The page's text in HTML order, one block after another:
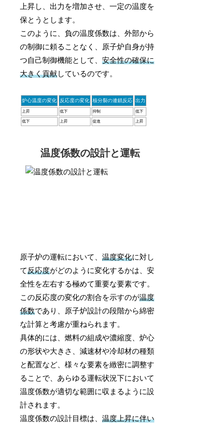
上昇し、出力を増加させ、一定の温度を
保とうとします。
このように、負の温度係数は、外部から
の制御に頼ることなく、原子炉自身が持
つ自己制御機能として、安全性の確保に
大きく貢献しているのです。
炉心温度の変化 反応度の変化 核分裂の連鎖反応 出力
上昇 低下 抑制 低下
低下 上昇 促進 上昇
温度係数の設計と運転
原子炉の運転において、温度変化に対し
て反応度がどのように変化するかは、安
全性を左右する極めて重要な要素です。
この反応度の変化の割合を示すのが温度
係数であり、原子炉設計の段階から綿密
な計算と考慮が重ねられます。
具体的には、燃料の組成や濃縮度、炉心
の形状や大きさ、減速材や冷却材の種類
と配置など、様々な要素を緻密に調整す
ることで、あらゆる運転状況下において
温度係数が適切な範囲に収まるように設
計されます。
温度係数の設計目標は、温度上昇に伴い